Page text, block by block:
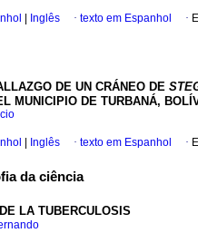
Inglês · texto em Espanhol ·
DE UN CRÁNEO DE
MUNICIPIO DE TURBANÁ,
Inglês · texto em Espanhol ·
da ciência
LA TUBERCULOSIS